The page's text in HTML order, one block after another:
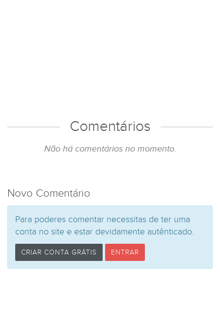
Comentários
Não há comentários no momento.
Novo Comentário
Para poderes comentar necessitas de ter uma
conta no site e estar devidamente autênticado.
CRIAR CONTA GRÁTIS ENTRAR